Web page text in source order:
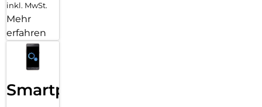
inkl. MwSt.
Mehr
erfahren
Smartphone